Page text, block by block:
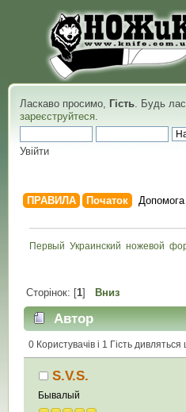
Ласкаво просимо, Гість. Будь
зареєструйтеся.
Увійти
ПРАВИЛА Початок Допомога
Первый  Украинский  ножевой
Сторінок: [1] Вниз
Автор
0 Користувачів і 1 Гість
S.V.S.
Бывалый